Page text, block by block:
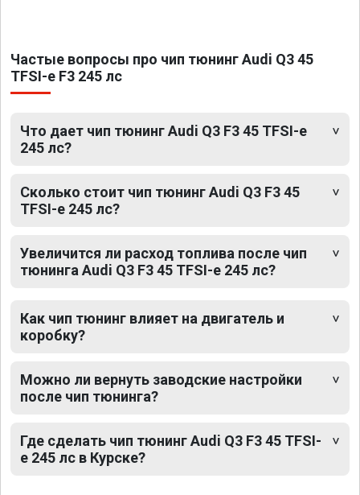
Частые вопросы про чип тюнинг Audi Q3 45
TFSI-e F3 245 лс
Что дает чип тюнинг Audi Q3 F3 45 TFSI-e
245 лс?
Сколько стоит чип тюнинг Audi Q3 F3 45
TFSI-e 245 лс?
Увеличится ли расход топлива после чип
тюнинга Audi Q3 F3 45 TFSI-e 245 лс?
Как чип тюнинг влияет на двигатель и
коробку?
Можно ли вернуть заводские настройки
после чип тюнинга?
Где сделать чип тюнинг Audi Q3 F3 45 TFSI-
e 245 лс в Курске?